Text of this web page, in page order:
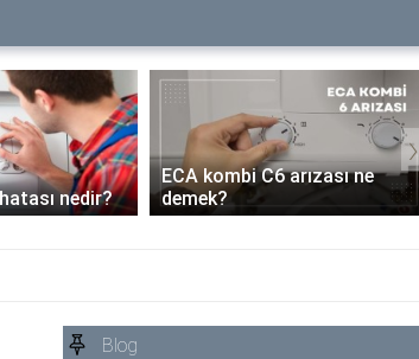
nedir?
ECA kombi C6 arızası ne
demek?
›
Blog